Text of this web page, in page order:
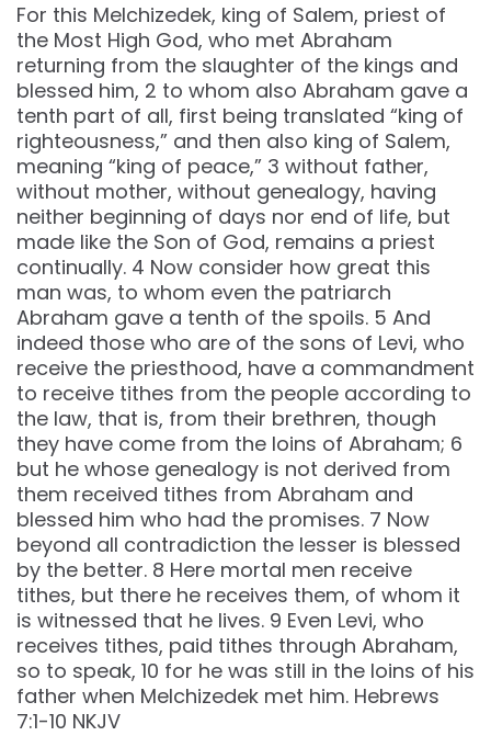
For this Melchizedek, king of Salem, priest of
the Most High God, who met Abraham
returning from the slaughter of the kings and
blessed him, 2 to whom also Abraham gave a
tenth part of all, first being translated “king of
righteousness,” and then also king of Salem,
meaning “king of peace,” 3 without father,
without mother, without genealogy, having
neither beginning of days nor end of life, but
made like the Son of God, remains a priest
continually. 4 Now consider how great this
man was, to whom even the patriarch
Abraham gave a tenth of the spoils. 5 And
indeed those who are of the sons of Levi, who
receive the priesthood, have a commandment
to receive tithes from the people according to
the law, that is, from their brethren, though
they have come from the loins of Abraham; 6
but he whose genealogy is not derived from
them received tithes from Abraham and
blessed him who had the promises. 7 Now
beyond all contradiction the lesser is blessed
by the better. 8 Here mortal men receive
tithes, but there he receives them, of whom it
is witnessed that he lives. 9 Even Levi, who
receives tithes, paid tithes through Abraham,
so to speak, 10 for he was still in the loins of his
father when Melchizedek met him. Hebrews
7:1-10 NKJV